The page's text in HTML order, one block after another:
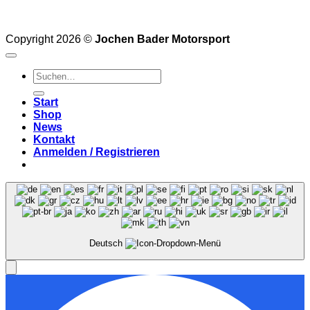
Copyright 2026 © Jochen Bader Motorsport
Suchen
nach:
Start
Shop
News
Kontakt
Anmelden / Registrieren
Deutsch